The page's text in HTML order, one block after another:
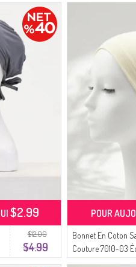
$12.00
$4.99
$2.99
Bonnet En Coton
Couture 7010-03
POUR